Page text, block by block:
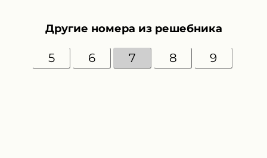
Другие номера из решебника
5 6 7 8 9